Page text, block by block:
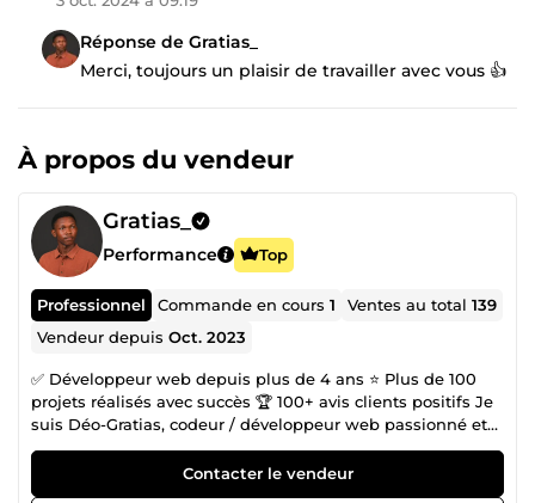
Réponse de Gratias_
Merci, toujours un plaisir de travailler avec vous 👍
À propos du vendeur
Gratias_
Performance Top
Professionnel Commande en cours1 Ventes au total139
Vendeur depuisOct. 2023
✅ Développeur web depuis plus de 4 ans ⭐ Plus de 100
projets réalisés avec succès 🏆 100+ avis clients positifs Je
suis Déo-Gratias, codeur / développeur web passionné et
spécialisé dans la création de sites performants et leur
référencement SEO. Mon objectif est de transformer vos
idées en solutions concrètes, efficaces et durables. Mes
Contacter le vendeur